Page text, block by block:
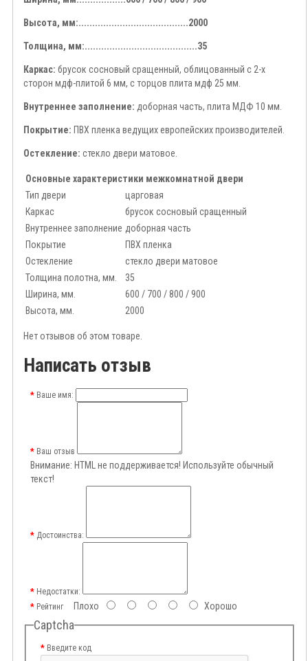
Высота, мм:........................................2000
Толщина, мм:.........................................35
Каркас: брусок сосновый сращенный, облицованный с 2-х
сторон мдф-плитой 6 мм, с торцов плита мдф 25 мм.
Внутреннее заполнение: доборная часть, плита МДФ 10 мм.
Покрытие: ПВХ пленка ведущих европейских производителей.
Остекление: стекло двери матовое.
Основные характеристики межкомнатной двери
Тип двери
царговая
Каркас
брусок сосновый сращенный
Внутреннее заполнение доборная часть
Покрытие
ПВХ пленка
Остекление
стекло двери матовое
Толщина полотна, мм.
35
Ширина, мм.
600 / 700 / 800 / 900
Высота, мм.
2000
Нет отзывов об этом товаре.
Написать отзыв
Ваше имя:
Ваш отзыв
Внимание: HTML не поддерживается! Используйте обычный
текст!
Достоинства:
Недостатки:
РейтингПлохо Хорошо
Captcha
Введите код